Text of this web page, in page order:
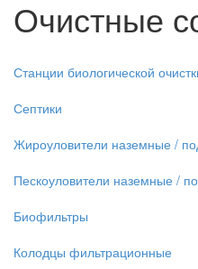
Очистные
Станции биологической
Септики
Жироуловители наземные /
Пескоуловители наземные /
Биофильтры
Колодцы фильтрационные